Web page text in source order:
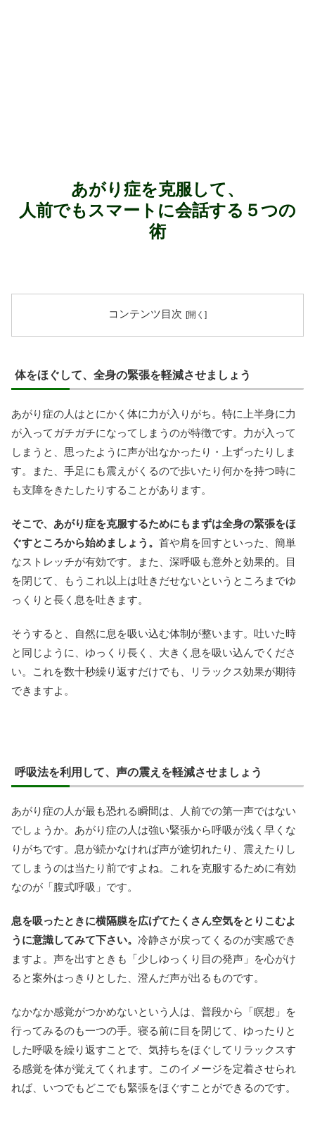
あがり症を克服して、
人前でもスマートに会話する５つの
術
コンテンツ目次
体をほぐして、全身の緊張を軽減させましょう
あがり症の人はとにかく体に力が入りがち。特に上半身に力
が入ってガチガチになってしまうのが特徴です。力が入って
しまうと、思ったように声が出なかったり・上ずったりしま
す。また、手足にも震えがくるので歩いたり何かを持つ時に
も支障をきたしたりすることがあります。
そこで、あがり症を克服するためにもまずは全身の緊張をほ
ぐすところから始めましょう。 首や肩を回すといった、簡単
なストレッチが有効です。また、深呼吸も意外と効果的。目
を閉じて、もうこれ以上は吐きだせないというところまでゆ
っくりと長く息を吐きます。
そうすると、自然に息を吸い込む体制が整います。吐いた時
と同じように、ゆっくり長く、大きく息を吸い込んでくださ
い。これを数十秒繰り返すだけでも、リラックス効果が期待
できますよ。
呼吸法を利用して、声の震えを軽減させましょう
あがり症の人が最も恐れる瞬間は、人前での第一声ではない
でしょうか。あがり症の人は強い緊張から呼吸が浅く早くな
りがちです。息が続かなければ声が途切れたり、震えたりし
てしまうのは当たり前ですよね。これを克服するために有効
なのが「腹式呼吸」です。
息を吸ったときに横隔膜を広げてたくさん空気をとりこむよ
うに意識してみて下さい。 冷静さが戻ってくるのが実感でき
ますよ。声を出すときも「少しゆっくり目の発声」を心がけ
ると案外はっきりとした、澄んだ声が出るものです。
なかなか感覚がつかめないという人は、普段から「瞑想」を
行ってみるのも一つの手。寝る前に目を閉じて、ゆったりと
した呼吸を繰り返すことで、気持ちをほぐしてリラックスす
る感覚を体が覚えてくれます。このイメージを定着させられ
れば、いつでもどこでも緊張をほぐすことができるのです。